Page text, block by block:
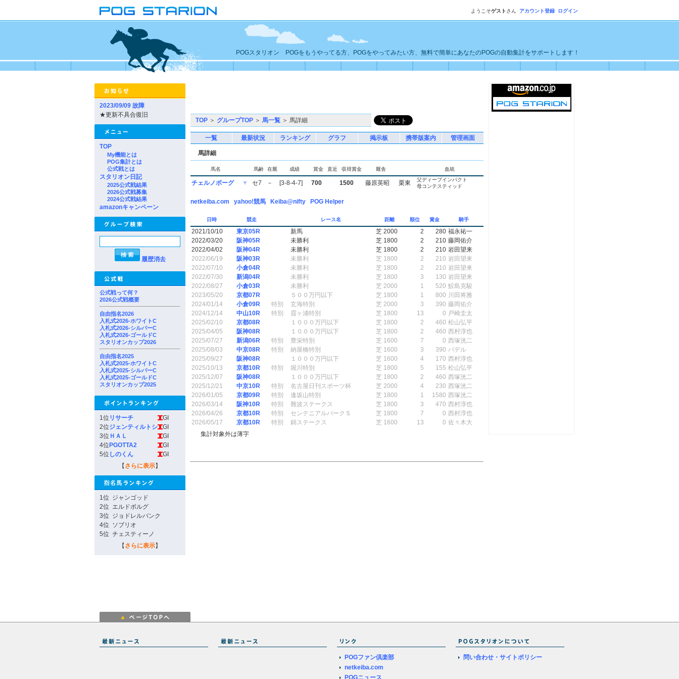
ようこそゲスト さん アカウント登録 ログイン
POGスタリオン POGをもうやってる方、POGをやってみたい方、無料で簡単にあなたのPOGの自動集計をサポートします！
2023/09/09 故障
★更新不具合復旧
TOP
My機能とは
POG集計とは
公式戦とは
スタリオン日記
2025公式戦結果
2026公式戦募集
2024公式戦結果
amazonキャンペーン
履歴消去
公式戦って何？
2026公式戦概要
自由指名2026
入札式2026-ホワイトC
入札式2026-シルバーC
入札式2026-ゴールドC
スタリオンカップ2026
自由指名2025
入札式2025-ホワイトC
入札式2025-シルバーC
入札式2025-ゴールドC
スタリオンカップ2025
1位 リサーチ
GI
2位ジェンティルトシ
GI
3位 ＨＡＬ
GI
4位 PGOTTA2
GI
5位 しのくん
GI
【 さらに表示】
1位 ジャンゴッド
2位 エルドボルグ
3位 ジョドレルバンク
4位 ソブリオ
5位 チェスティーノ
【 さらに表示】
TOP ＞ グループTOP ＞ 馬一覧 ＞ 馬詳細
一覧 最新状況 ランキング グラフ 掲示板 携帯版案内 管理画面
馬詳細
馬名 馬齢 在厩 成績 賞金 直近 収得賞金 厩舎 血統
チェルノボーグ ▼ セ7 － [3-8-4-7] 700 1500 藤原英昭 栗東
父ディープインパクト
母コンテスティッド
netkeiba.com yahoo!競馬 Keiba@nifty POG Helper
日時 競走 レース名 距離 順位 賞金 騎手
2021/10/10 東京05R 新馬 芝 2000 2 280 福永祐一
2022/03/20
阪神05R 未勝利 芝 1800 2 210 藤岡佑介
2022/04/02
阪神04R 未勝利 芝 1800 2 210 岩田望来
2022/06/19
阪神03R 未勝利 芝 1800 2 210 岩田望来
2022/07/10
小倉04R 未勝利 芝 1800 2 210 岩田望来
2022/07/30
新潟04R 未勝利 芝 1800 3 130 岩田望来
2022/08/27
小倉03R 未勝利 芝 2000 1 520 鮫島克駿
2023/05/20
京都07R ５００万円以下 芝 1800 1 800 川田将雅
2024/01/14
小倉09R 特別 玄海特別 芝 2000 3 390 藤岡佑介
2024/12/14
中山10R 特別 霞ヶ浦特別 芝 1800 13 0 戸崎圭太
2025/02/10
京都08R １０００万円以下 芝 1800 2 460 松山弘平
2025/04/05
阪神08R １０００万円以下 芝 1800 2 460 西村淳也
2025/07/27
新潟06R 特別 豊栄特別 芝 1600 7 0 西塚洸二
2025/08/03
中京08R 特別 納屋橋特別 芝 1600 3 390 バデル
2025/09/27
阪神08R １０００万円以下 芝 1600 4 170 西村淳也
2025/10/13
京都10R 特別 堀川特別 芝 1800 5 155 松山弘平
2025/12/07
阪神08R １０００万円以下 芝 1800 2 460 西塚洸二
2025/12/21
中京10R 特別 名古屋日刊スポーツ杯 芝 2000 4 230 西塚洸二
2026/01/05
京都09R 特別 逢坂山特別 芝 1800 1 1580 西塚洸二
2026/03/14
阪神10R 特別 難波ステークス 芝 1800 3 470 西村淳也
2026/04/26
京都10R 特別 センテニアルパークＳ 芝 1800 7 0 西村淳也
2026/05/17
京都10R 特別 錦ステークス 芝 1600 13 0 佐々木大
集計対象外は薄字
POGファン倶楽部
netkeiba.com
POGニュース
問い合わせ・サイトポリシー